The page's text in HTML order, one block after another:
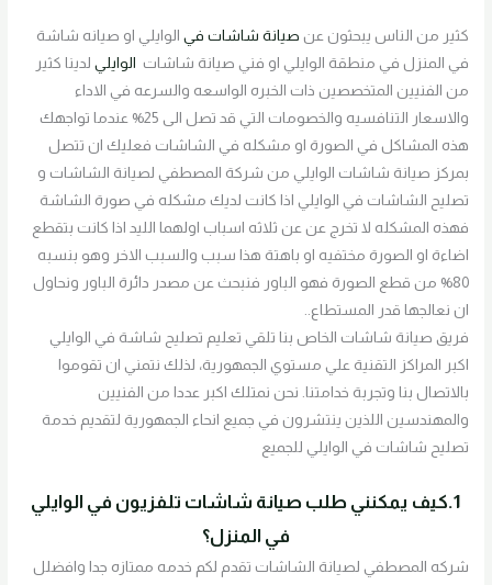
كثير من الناس يبحثون عن صيانة شاشات في الوايلي او صيانه شاشة
في المنزل في منطقة الوايلي او فني صيانة شاشات الوايلي لدينا كثير
من الفنيين المتخصصين ذات الخبره الواسعه والسرعه في الاداء
والاسعار التنافسيه والخصومات التي قد تصل الى 25% عندما تواجهك
هذه المشاكل في الصورة او مشكله في الشاشات فعليك ان تتصل
بمركز صيانة شاشات الوايلي من شركة المصطفي لصيانة الشاشات و
تصليح الشاشات في الوايلي اذا كانت لديك مشكله في صورة الشاشة
فهذه المشكله لا تخرج عن عن ثلاثه اسباب اولهما الليد اذا كانت بتقطع
اضاءة او الصورة مختفيه او باهتة هذا سبب والسبب الاخر وهو بنسبه
80% من قطع الصورة فهو الباور فنبحث عن مصدر دائرة الباور ونحاول
ان نعالجها قدر المستطاع..
فريق صيانة شاشات الخاص بنا تلقي تعليم تصليح شاشة في الوايلي
اكبر المراكز التقنية علي مستوي الجمهورية، لذلك نتمني ان تقوموا
بالاتصال بنا وتجربة خدامتنا. نحن نمتلك اكبر عددا من الفنيين
والمهندسين اللذين ينتشرون في جميع انحاء الجمهورية لتقديم خدمة
تصليح شاشات في الوايلي للجميع
1.كيف يمكنني طلب صيانة شاشات تلفزيون في الوايلي
في المنزل؟
شركه المصطفي لصيانة الشاشات تقدم لكم خدمه ممتازه جدا وافضلل